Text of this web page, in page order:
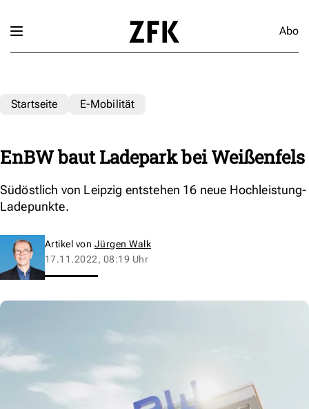
Abo
Startseite E-Mobilität
EnBW baut Ladepark bei Weißenfels
Südöstlich von Leipzig entstehen 16 neue Hochleistung-
Ladepunkte.
Artikel von Jürgen Walk
17.11.2022, 08:19 Uhr